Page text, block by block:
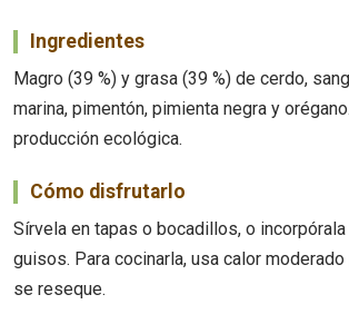
Ingredientes
Magro (39 %) y grasa (39 %) de cerdo,
marina, pimentón, pimienta negra y
producción ecológica.
Cómo disfrutarlo
Sírvela en tapas o bocadillos, o
guisos. Para cocinarla, usa calor
se reseque.